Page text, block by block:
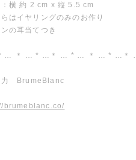
：横 約 2 cm x 縦 5.5 cm
はイヤリングのみのお作り
の耳当てつき
… ＊ … * …＊ … * … ＊ … * …＊
力 BrumeBlanc
brumeblanc.co/